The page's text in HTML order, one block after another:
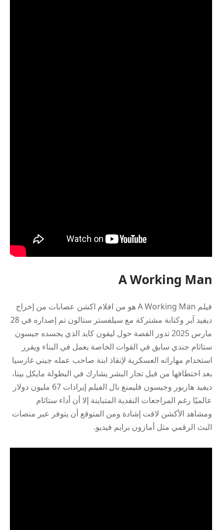
A Working Man
فيلم A Working Man هو من افلام اكشن عصابات من إخراج
ديفيد آير وكتابة مشتركة مع سيلفستر ستالون تم إصداره في 28
مارس 2025 تدور القصة حول ليفون كايد الذي يجسده جيسون
ستاثام جندي سابق في القوات الخاصة يعمل في البناء ويقرر
استخدام مهاراته العسكرية لإنقاذ ابنة صاحب عمله جيني غارسيا
بعد اختطافها من قبل تجار البشر يشارك في البطولة مايكل بينا،
ديفيد هاربور وجيسون فليمنغ نال الفيلم إيرادات 67 مليون دولار
عالميًا رغم المراجعات النقدية المتباينة إلا أن أداء ستاثام
ومشاهد الأكشن لاقت إشادة ومن المتوقع أن يتوفر عبر منصات
البث الرقمي مثل أمازون برايم فيديو.